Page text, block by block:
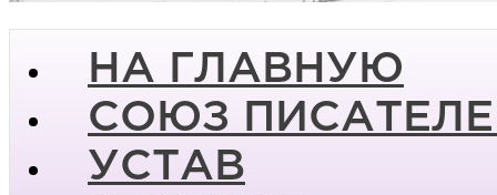
НА ГЛАВНУЮ
СОЮЗ
УСТАВ